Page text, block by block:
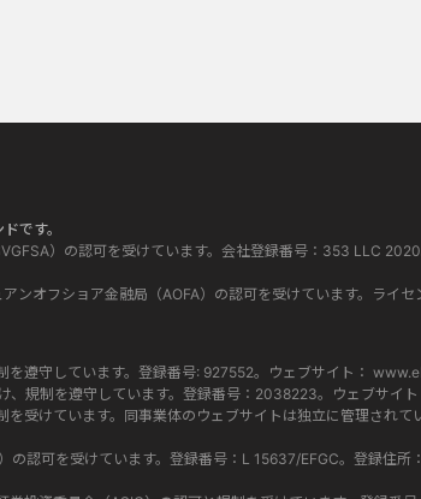
です。
）の認可を受けています。会社登録番号：353 LLC
ンオフショア金融局（AOFA）の認可を受けています。ライ
遵守しています。登録番号: 927552。ウェブサイト：
規制を遵守しています。登録番号：2038223。ウェブサイト
受けています。同事業体のウェブサイトは独立に管理され
の認可を受けています。登録番号：L 15637/EFGC。登録住